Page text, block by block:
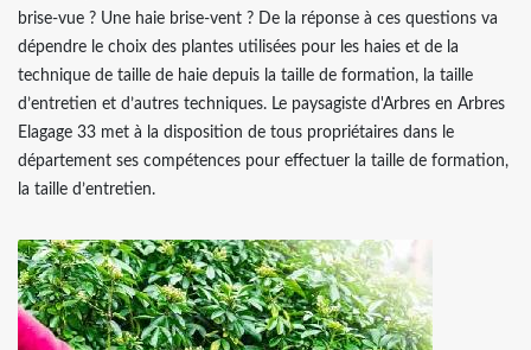
brise-vue ? Une haie brise-vent ? De la réponse à ces questions va
dépendre le choix des plantes utilisées pour les haies et de la
technique de taille de haie depuis la taille de formation, la taille
d’entretien et d’autres techniques. Le paysagiste d'Arbres en Arbres
Elagage 33 met à la disposition de tous propriétaires dans le
département ses compétences pour effectuer la taille de formation,
la taille d’entretien.